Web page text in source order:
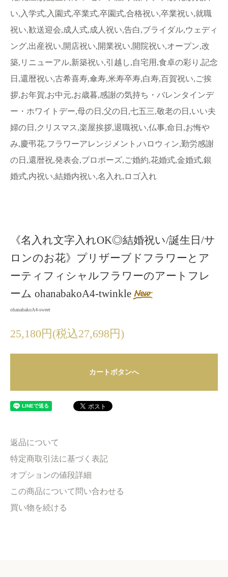
い,入学式,入園式,卒業式,卒園式,合格祝い,卒業祝い,就職
祝い,歓送迎会,成人式,成人祝い,告白,ブライダル,ウェディ
ング,出産祝い,開店祝い,開業祝い,開院祝い,オープン,改
築,リニューアル,新築祝い,引越し,自宅用,食卓の彩り,記念
日,還暦祝い,古希喜寿,傘寿,米寿卒寿,白寿,百賀祝い,ご挨
拶,お年賀,お中元,お歳暮,感謝の気持ち・バレンタインデ
ー・ホワイトデー,母の日,父の日,七五三,敬老の日,いい夫
婦の日,クリスマス,楽屋挨拶,退職祝い,仏事,命日,お悔や
み,慶弔花,フラワーアレンジメント,ハロウィン,勤労感謝
の日,還暦祝,発表会,プロポーズ,ご婚約,花婚式,金婚式,銀
婚式,内祝い,結婚内祝い,名入れ,ロゴ入れ
《名入れ文字入れOK◎結婚祝い/誕生日/サ
ロンのお花》プリザーブドフラワーとア
ーティフィシャルフラワーのアートフレ
ーム ohanabakoA4-twinkle
ohanabakoA4-sweet
25,180円(税込27,698円)
カートボタンへ
返品について
特定商取引法に基づく表記
オプションの値段詳細
この商品について問い合わせる
買い物を続ける